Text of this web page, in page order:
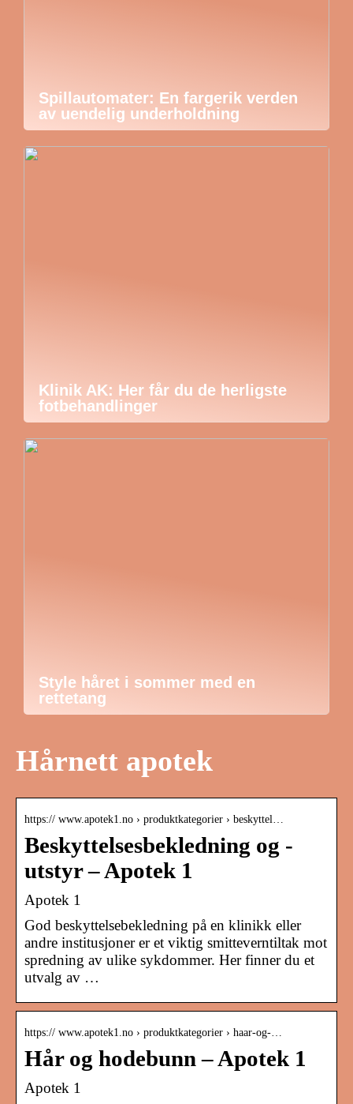
Spillautomater: En fargerik verden
av uendelig underholdning
Klinik AK: Her får du de herligste
fotbehandlinger
Style håret i sommer med en
rettetang
Hårnett apotek
https:// www.apotek1.no › produktkategorier › beskyttel…
Beskyttelsesbekledning og -
utstyr – Apotek 1
Apotek 1
God beskyttelsebekledning på en klinikk eller
andre institusjoner er et viktig smitteverntiltak mot
spredning av ulike sykdommer. Her finner du et
utvalg av …
https:// www.apotek1.no › produktkategorier › haar-og-…
Hår og hodebunn – Apotek 1
Apotek 1